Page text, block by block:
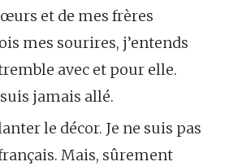
et de mes frères
mes sourires, j’entends
avec et pour elle.
jamais allé.
le décor. Je ne suis pas
Mais, sûrement